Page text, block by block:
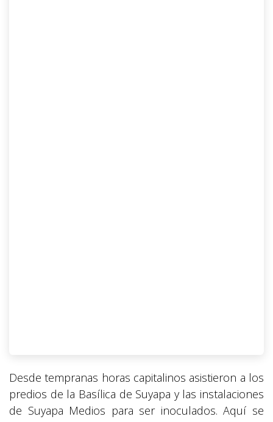
Desde tempranas horas capitalinos asistieron a los
predios de la Basílica de Suyapa y las instalaciones
de Suyapa Medios para ser inoculados. Aquí se